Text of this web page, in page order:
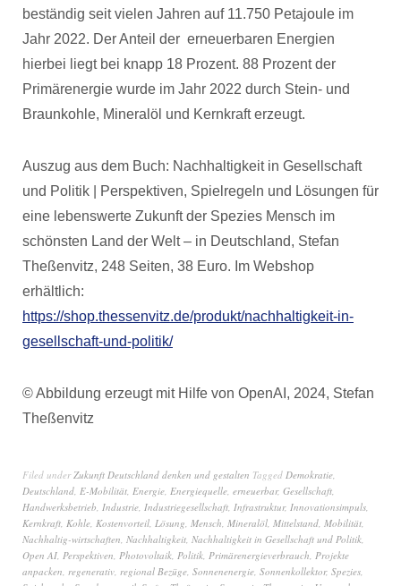
beständig seit vielen Jahren auf 11.750 Petajoule im
Jahr 2022. Der Anteil der erneuerbaren Energien
hierbei liegt bei knapp 18 Prozent. 88 Prozent der
Primärenergie wurde im Jahr 2022 durch Stein- und
Braunkohle, Mineralöl und Kernkraft erzeugt.
Auszug aus dem Buch: Nachhaltigkeit in Gesellschaft
und Politik | Perspektiven, Spielregeln und Lösungen für
eine lebenswerte Zukunft der Spezies Mensch im
schönsten Land der Welt – in Deutschland, Stefan
Theßenvitz, 248 Seiten, 38 Euro. Im Webshop
erhältlich:
https://shop.thessenvitz.de/produkt/nachhaltigkeit-in-
gesellschaft-und-politik/
© Abbildung erzeugt mit Hilfe von OpenAI, 2024, Stefan
Theßenvitz
Filed underZukunft Deutschland denken und gestalten Tagged Demokratie,
Deutschland, E-Mobilität, Energie, Energiequelle, erneuerbar, Gesellschaft,
Handwerksbetrieb, Industrie, Industriegesellschaft, Infrastruktur, Innovationsimpuls,
Kernkraft, Kohle, Kostenvorteil, Lösung, Mensch, Mineralöl, Mittelstand, Mobilität,
Nachhaltig-wirtschaften, Nachhaltigkeit, Nachhaltigkeit in Gesellschaft und Politik,
Open AI, Perspektiven, Photovoltaik, Politik, Primärenergieverbrauch, Projekte
anpacken, regenerativ, regional Bezüge, Sonnenenergie, Sonnenkollektor, Spezies,